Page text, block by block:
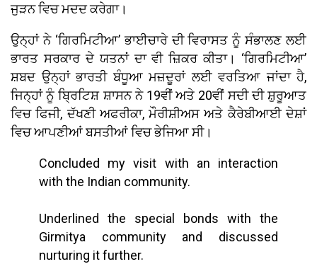
ਜੁੜਨ ਵਿਚ ਮਦਦ ਕਰੇਗਾ।
ਉਨ੍ਹਾਂ ਨੇ ‘ਗਿਰਮਿਟੀਆ’ ਭਾਈਚਾਰੇ ਦੀ ਵਿਰਾਸਤ ਨੂੰ ਸੰਭਾਲਣ ਲਈ
ਭਾਰਤ ਸਰਕਾਰ ਦੇ ਯਤਨਾਂ ਦਾ ਵੀ ਜ਼ਿਕਰ ਕੀਤਾ। ‘ਗਿਰਮਿਟੀਆ’
ਸ਼ਬਦ ਉਨ੍ਹਾਂ ਭਾਰਤੀ ਬੰਧੂਆ ਮਜ਼ਦੂਰਾਂ ਲਈ ਵਰਤਿਆ ਜਾਂਦਾ ਹੈ,
ਜਿਨ੍ਹਾਂ ਨੂੰ ਬ੍ਰਿਟਿਸ਼ ਸ਼ਾਸਨ ਨੇ 19ਵੀਂ ਅਤੇ 20ਵੀਂ ਸਦੀ ਦੀ ਸ਼ੁਰੂਆਤ
ਵਿਚ ਫਿਜੀ, ਦੱਖਣੀ ਅਫਰੀਕਾ, ਮੌਰੀਸ਼ੀਅਸ ਅਤੇ ਕੈਰੇਬੀਆਈ ਦੇਸ਼ਾਂ
ਵਿਚ ਆਪਣੀਆਂ ਬਸਤੀਆਂ ਵਿਚ ਭੇਜਿਆ ਸੀ।
Concluded my visit with an interaction
with the Indian community.
Underlined the special bonds with the
Girmitya community and discussed
nurturing it further.